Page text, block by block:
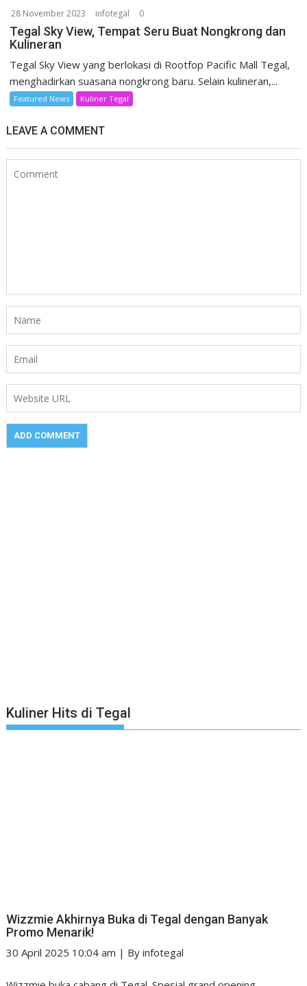
28 November 2023 infotegal 0
Tegal Sky View, Tempat Seru Buat Nongkrong dan
Kulineran
Tegal Sky View yang berlokasi di Rootfop Pacific Mall Tegal,
menghadirkan suasana nongkrong baru. Selain kulineran,...
Featured News Kuliner Tegal
LEAVE A COMMENT
Kuliner Hits di Tegal
Wizzmie Akhirnya Buka di Tegal dengan Banyak
Promo Menarik!
30 April 2025 10:04 am | Byinfotegal